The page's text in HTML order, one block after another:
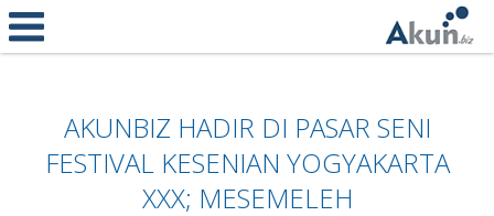
AKUNBIZ HADIR DI PASAR SENI
FESTIVAL KESENIAN YOGYAKARTA
XXX; MESEMELEH